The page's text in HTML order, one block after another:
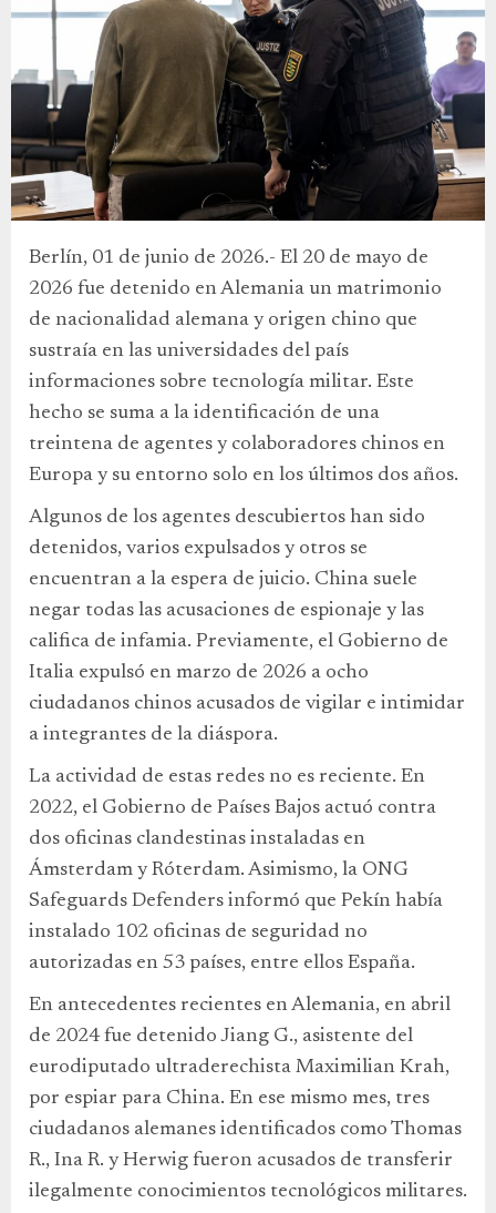
Berlín, 01 de junio de 2026.- El 20 de mayo de
2026 fue detenido en Alemania un matrimonio
de nacionalidad alemana y origen chino que
sustraía en las universidades del país
informaciones sobre tecnología militar. Este
hecho se suma a la identificación de una
treintena de agentes y colaboradores chinos en
Europa y su entorno solo en los últimos dos años.
Algunos de los agentes descubiertos han sido
detenidos, varios expulsados y otros se
encuentran a la espera de juicio. China suele
negar todas las acusaciones de espionaje y las
califica de infamia. Previamente, el Gobierno de
Italia expulsó en marzo de 2026 a ocho
ciudadanos chinos acusados de vigilar e intimidar
a integrantes de la diáspora.
La actividad de estas redes no es reciente. En
2022, el Gobierno de Países Bajos actuó contra
dos oficinas clandestinas instaladas en
Ámsterdam y Róterdam. Asimismo, la ONG
Safeguards Defenders informó que Pekín había
instalado 102 oficinas de seguridad no
autorizadas en 53 países, entre ellos España.
En antecedentes recientes en Alemania, en abril
de 2024 fue detenido Jiang G., asistente del
eurodiputado ultraderechista Maximilian Krah,
por espiar para China. En ese mismo mes, tres
ciudadanos alemanes identificados como Thomas
R., Ina R. y Herwig fueron acusados de transferir
ilegalmente conocimientos tecnológicos militares.